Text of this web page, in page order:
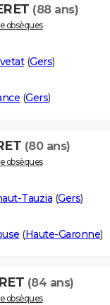
(88 ans)
obsèques
(Gers)
(Gers)
(80 ans)
obsèques
Tauzia (Gers)
(Haute-Garonne)
(84 ans)
obsèques